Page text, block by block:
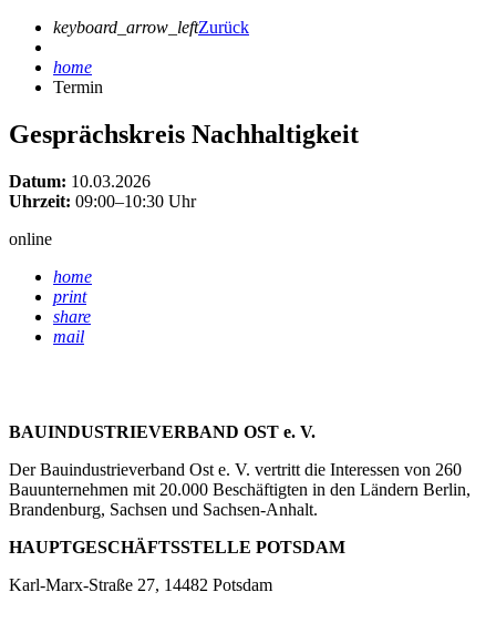
keyboard_arrow_leftZurück
home
Termin
Gesprächskreis Nachhaltigkeit
Datum: 10.03.2026
Uhrzeit: 09:00–10:30 Uhr
online
home
print
share
mail
BAUINDUSTRIEVERBAND OST e. V.
Der Bauindustrieverband Ost e. V. vertritt die Interessen von 260
Bauunternehmen mit 20.000 Beschäftigten in den Ländern Berlin,
Brandenburg, Sachsen und Sachsen-Anhalt.
HAUPTGESCHÄFTSSTELLE POTSDAM
Karl-Marx-Straße 27, 14482 Potsdam